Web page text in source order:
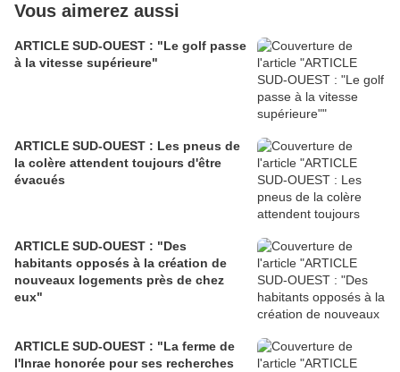
Vous aimerez aussi
ARTICLE SUD-OUEST : "Le golf passe
à la vitesse supérieure"
ARTICLE SUD-OUEST : Les pneus de
la colère attendent toujours d'être
évacués
ARTICLE SUD-OUEST : "Des
habitants opposés à la création de
nouveaux logements près de chez
eux"
ARTICLE SUD-OUEST : "La ferme de
l'Inrae honorée pour ses recherches